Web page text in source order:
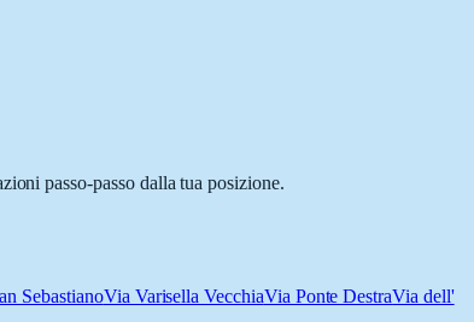
passo-passo dalla tua posizione.
SebastianoVia Varisella VecchiaVia Ponte DestraVia dell'